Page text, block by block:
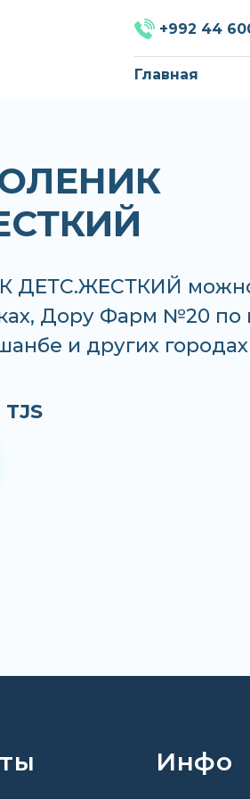
+992 44
Главная
ДЕТС.ЖЕСТКИЙ
Дору Фарм №20 по
и других городах
Инфо